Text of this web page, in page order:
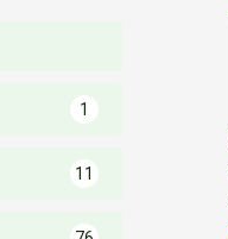
1
11